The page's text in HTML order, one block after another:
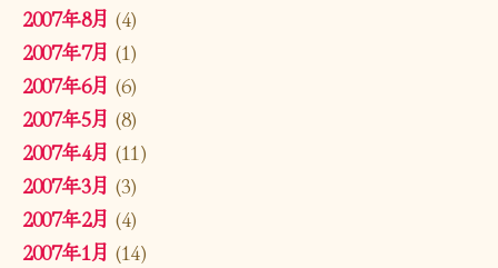
2007年8月 (4)
2007年7月 (1)
2007年6月 (6)
2007年5月 (8)
2007年4月 (11)
2007年3月 (3)
2007年2月 (4)
2007年1月 (14)